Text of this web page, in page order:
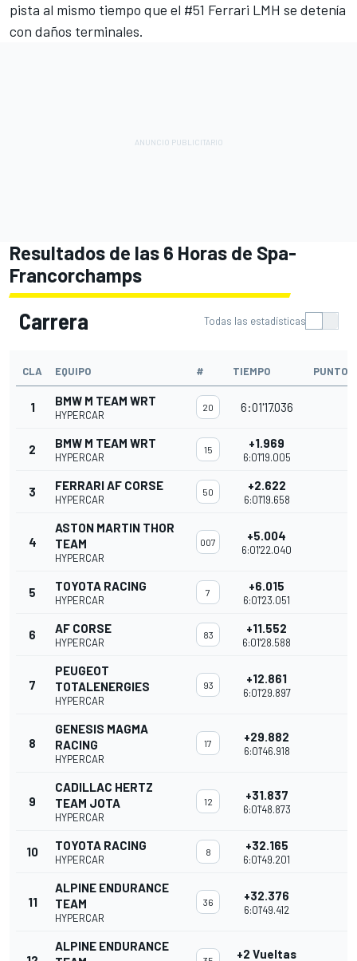
pista al mismo tiempo que el #51 Ferrari LMH se detenía
con daños terminales.
Resultados de las 6 Horas de Spa-
Francorchamps
Carrera Todas las estadísticas
CLA EQUIPO # TIEMPO PUNTOS
1 BMW M TEAM WRT
HYPERCAR
20 6:01'17.036
2 BMW M TEAM WRT
HYPERCAR
15 +1.969
6:01'19.005
3 FERRARI AF CORSE
HYPERCAR
50 +2.622
6:01'19.658
4
ASTON MARTIN THOR
TEAM
HYPERCAR
007 +5.004
6:01'22.040
5 TOYOTA RACING
HYPERCAR
7 +6.015
6:01'23.051
6 AF CORSE
HYPERCAR
83 +11.552
6:01'28.588
7
PEUGEOT
TOTALENERGIES
HYPERCAR
93 +12.861
6:01'29.897
8
GENESIS MAGMA
RACING
HYPERCAR
17 +29.882
6:01'46.918
9
CADILLAC HERTZ
TEAM JOTA
HYPERCAR
12 +31.837
6:01'48.873
10 TOYOTA RACING
HYPERCAR
8 +32.165
6:01'49.201
11
ALPINE ENDURANCE
TEAM
HYPERCAR
36 +32.376
6:01'49.412
ALPINE ENDURANCE
+2 Vueltas